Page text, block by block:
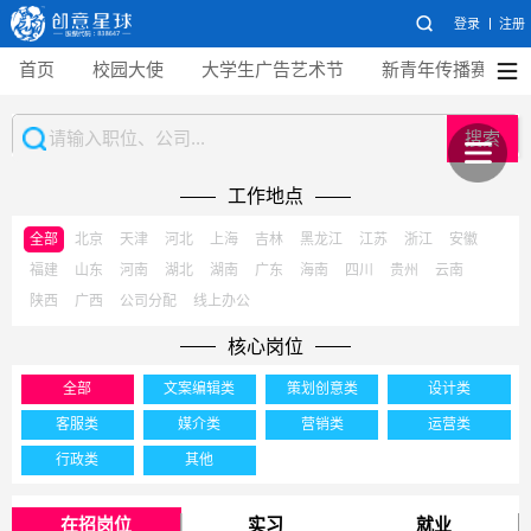
登录 注册
首页 校园大使 大学生广告艺术节 新青年传播赛
搜索
工作地点
全部 北京 天津 河北 上海 吉林 黑龙江 江苏 浙江
安徽
福建
山东 河南 湖北 湖南 广东 海南 四川 贵州
云南
陕西
广西 公司分配 线上办公
核心岗位
全部 文案编辑类 策划创意类 设计类
客服类 媒介类 营销类 运营类
行政类 其他
在招岗位 实习 就业